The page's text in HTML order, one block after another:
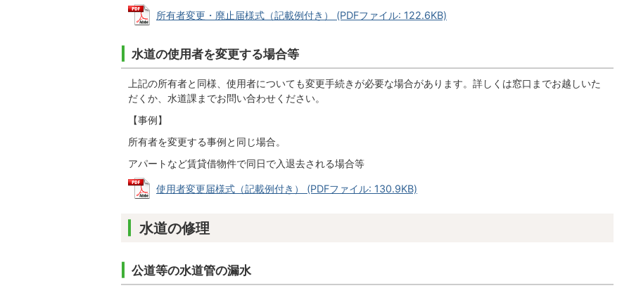
所有者変更・廃止届様式（記載例付き） (PDFファイル: 122.6KB)
水道の使用者を変更する場合等
上記の所有者と同様、使用者についても変更手続きが必要な場合があります。詳しくは窓口までお越しいた
だくか、水道課までお問い合わせください。
【事例】
所有者を変更する事例と同じ場合。
アパートなど賃貸借物件で同日で入退去される場合等
使用者変更届様式（記載例付き） (PDFファイル: 130.9KB)
水道の修理
公道等の水道管の漏水